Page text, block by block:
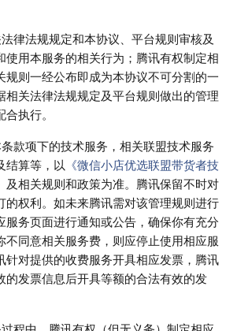
律法规规定和本协议、平台规则审核及
使用本服务的相关行为；腾讯有权制定相
规则一经公布即成为本协议不可分割的一
相关法律法规规定及平台规则做出的管理
执行。
款项下的技术服务，相关联盟技术服务
结算等，以
《微信小店优选联盟带货者技
及相关规则和政策为准。腾讯保留不时对
的权利。如未来腾讯需对该管理规则进行
服务页面进行通知或公告，确保你有充分
不同意相关服务费，则应停止使用相应服
针对提供的收费服务开具相应发票，腾讯
的发票信息后开具等额的合法有效的发